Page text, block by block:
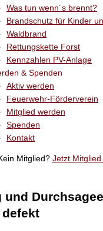
Was tun wenn´s brennt?
Brandschutz für Kinder
Waldbrand
Rettungskette Forst
Kennzahlen PV-Anlage
& Spenden
Aktiv werden
Feuerwehr-Förderverein
Mitglied werden
Spenden
Kontakt
Mitglied? Jetzt Mitglied
und
defekt